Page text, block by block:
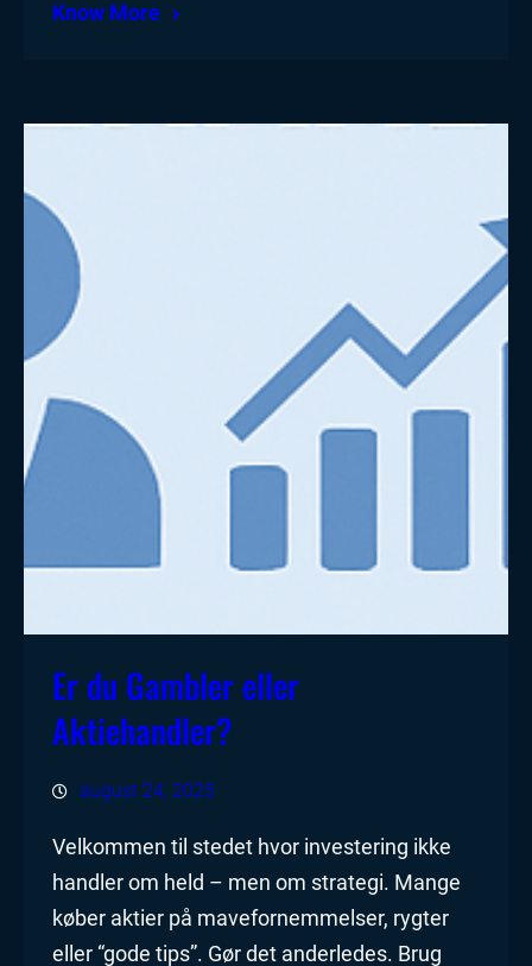
Know More
Er du Gambler eller
Aktiehandler?
august 24, 2025
Velkommen til stedet hvor investering ikke
handler om held – men om strategi. Mange
køber aktier på mavefornemmelser, rygter
eller “gode tips”. Gør det anderledes. Brug